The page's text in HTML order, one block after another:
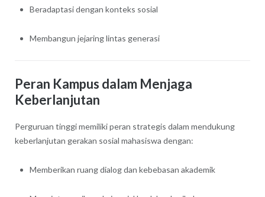
Beradaptasi dengan konteks sosial
Membangun jejaring lintas generasi
Peran Kampus dalam Menjaga
Keberlanjutan
Perguruan tinggi memiliki peran strategis dalam mendukung
keberlanjutan gerakan sosial mahasiswa dengan:
Memberikan ruang dialog dan kebebasan akademik